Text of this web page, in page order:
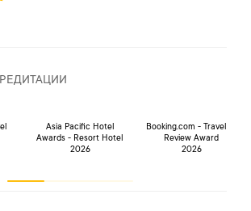
Asia Pacific Hotel
Awards - Resort Hotel
2026
Booking.com - Traveller
Review Award
2026